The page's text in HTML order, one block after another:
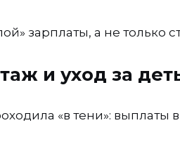
зарплаты, а не только
и уход за
«в тени»: выплаты